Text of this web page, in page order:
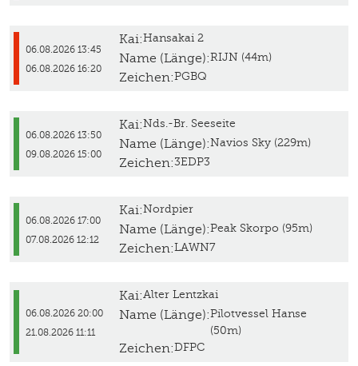
06.08.2026 13:45
06.08.2026 16:20
Kai:Hansakai 2
Name (Länge):RIJN (44m)
Zeichen:PGBQ
06.08.2026 13:50
09.08.2026 15:00
Kai:Nds.-Br. Seeseite
Name (Länge):Navios Sky (229m)
Zeichen:3EDP3
06.08.2026 17:00
07.08.2026 12:12
Kai:Nordpier
Name (Länge):Peak Skorpo (95m)
Zeichen:LAWN7
06.08.2026 20:00
21.08.2026 11:11
Kai:Alter Lentzkai
Name (Länge):Pilotvessel Hanse
(50m)
Zeichen:DFPC